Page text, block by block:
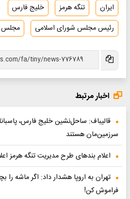
ایران تنگه هرمز
خلیج فارس
رئیس مجلس شورای اسلامی
مجلس
اخبار مرتبط
قالیباف: ساحل‌نشین خلیج فارس،
سرزمین‌مان هستند
اعلام بندهای طرح مدیریت تنگه هرمز
تهران به اروپا هشدار داد: اگر ماشه را
فراموش کن!